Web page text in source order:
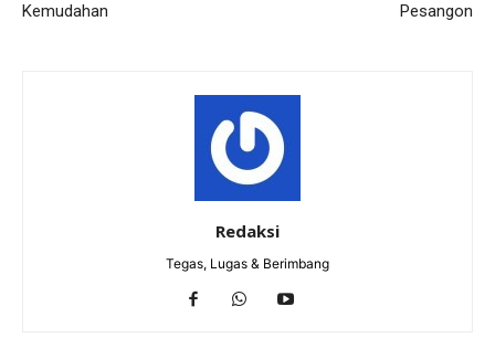
Kemudahan
Pesangon
Redaksi
Tegas, Lugas & Berimbang